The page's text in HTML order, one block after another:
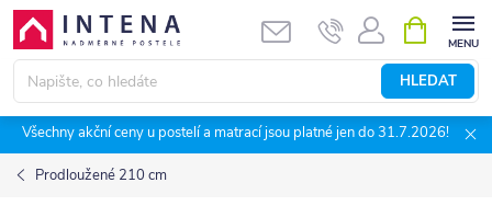
Přejít
obsah
HLEDAT
NÁKUPNÍ
KOŠÍK
Všechny akční ceny u postelí a matrací jsou platné jen do 31.7.2026!
Prodloužené 210 cm